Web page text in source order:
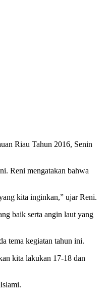
Riau Tahun 2016, Senin
Reni mengatakan bahwa
kita inginkan,” ujar Reni.
baik serta angin laut yang
tema kegiatan tahun ini.
kita lakukan 17-18 dan